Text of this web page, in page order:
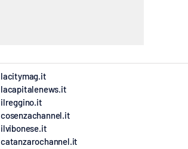
lacitymag.it
lacapitalenews.it
ilreggino.it
cosenzachannel.it
ilvibonese.it
catanzarochannel.it